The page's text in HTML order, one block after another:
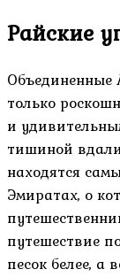
Райские
Объединенные
только
и
тишиной
находятся
Эмиратах, о
путешествие
песок белее, а